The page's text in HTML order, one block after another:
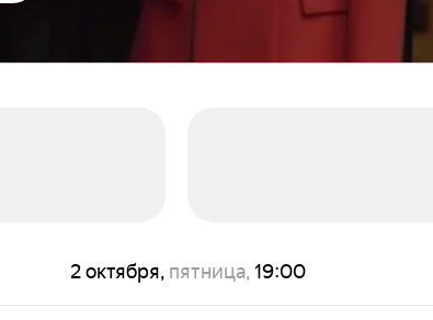
2 октября, пятница, 19:00